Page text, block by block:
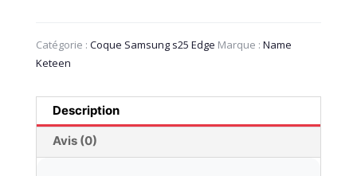
Catégorie : Coque Samsung s25 Edge Marque : Name
Keteen
Description
Avis (0)